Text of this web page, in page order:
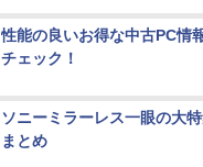
性能の良いお得な中古PC情
チェック！
ソニーミラーレス一眼の大
まとめ